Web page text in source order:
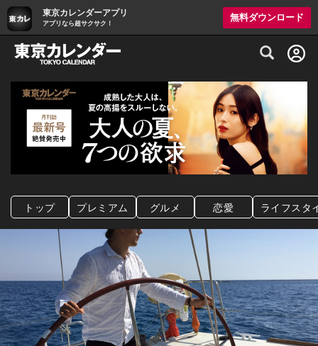
東京カレンダーアプリ
アプリなら超サクサク！
無料ダウンロード
グルメ情報・プレミアムレストラン予約
トップ プレミアム グルメ 恋愛 ライフスタ